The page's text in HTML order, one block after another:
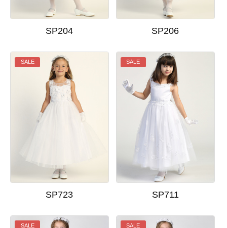
SP204 SP206
SALE
SP723
SALE
SP711
SALE SALE